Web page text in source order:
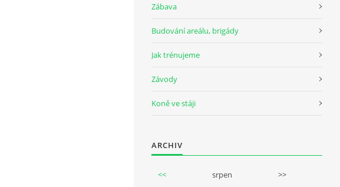
Zábava
Budování areálu, brigády
Jak trénujeme
Závody
Koně ve stáji
ARCHIV
<< srpen
>>